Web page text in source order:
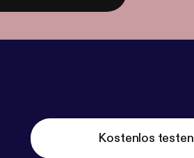
Kostenlos testen